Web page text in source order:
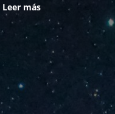
Leer más